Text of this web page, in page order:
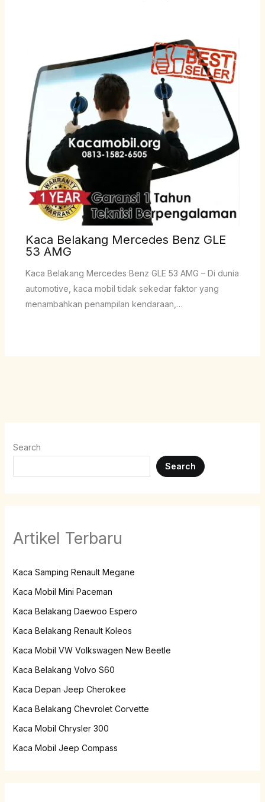
Kaca Belakang Mercedes Benz GLE
53 AMG
Kaca Belakang Mercedes Benz GLE 53 AMG – Di dunia
automotive, kaca mobil tidak sekedar faktor yang
menambahkan penampilan kendaraan,…
Search
Search
Artikel Terbaru
Kaca Samping Renault Megane
Kaca Mobil Mini Paceman
Kaca Belakang Daewoo Espero
Kaca Belakang Renault Koleos
Kaca Mobil VW Volkswagen New Beetle
Kaca Belakang Volvo S60
Kaca Depan Jeep Cherokee
Kaca Belakang Chevrolet Corvette
Kaca Mobil Chrysler 300
Kaca Mobil Jeep Compass